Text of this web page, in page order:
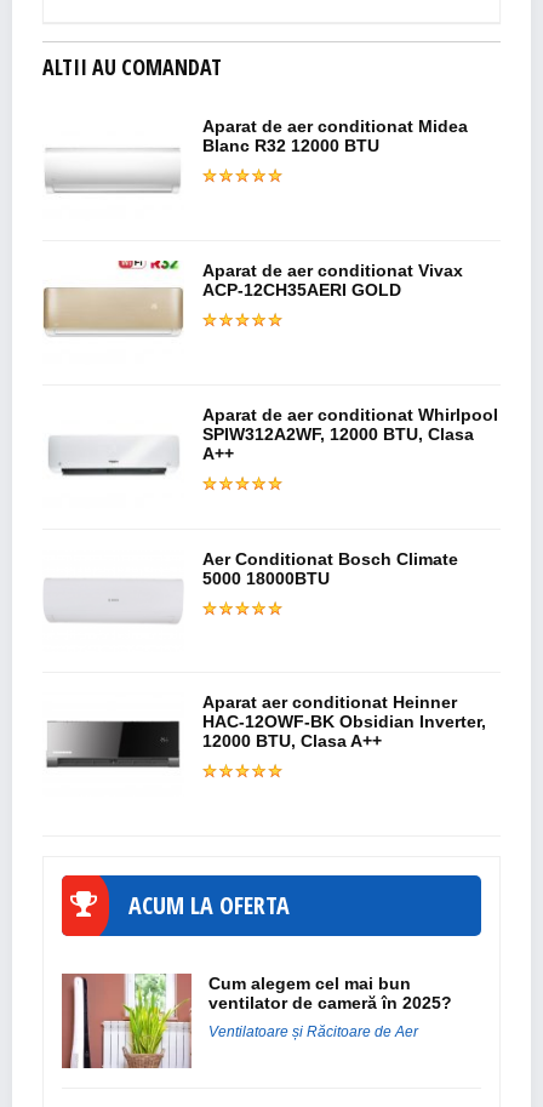
ALTII AU COMANDAT
Aparat de aer conditionat Midea
Blanc R32 12000 BTU
Aparat de aer conditionat Vivax
ACP-12CH35AERI GOLD
Aparat de aer conditionat Whirlpool
SPIW312A2WF, 12000 BTU, Clasa
A++
Aer Conditionat Bosch Climate
5000 18000BTU
Aparat aer conditionat Heinner
HAC-12OWF-BK Obsidian Inverter,
12000 BTU, Clasa A++
ACUM LA OFERTA
Cum alegem cel mai bun
ventilator de cameră în 2025?
Ventilatoare și Răcitoare de Aer